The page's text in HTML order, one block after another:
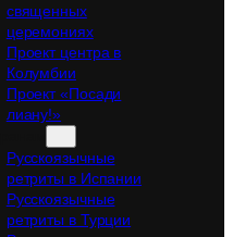
священных
церемониях
Проект центра в
Колумбии
Проект «Посади
лиану!»
Русскоязычные
ретриты в Испании
Русскоязычные
ретриты в Турции